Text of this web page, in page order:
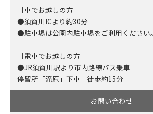
［車でお越しの方］
●須賀川ICより約30分
●駐車場は公園内駐車場をご利用ください。
［電車でお越しの方］
●JR須賀川駅より市内路線バス乗車
停留所「滝原」下車 徒歩約15分
お問い合わせ